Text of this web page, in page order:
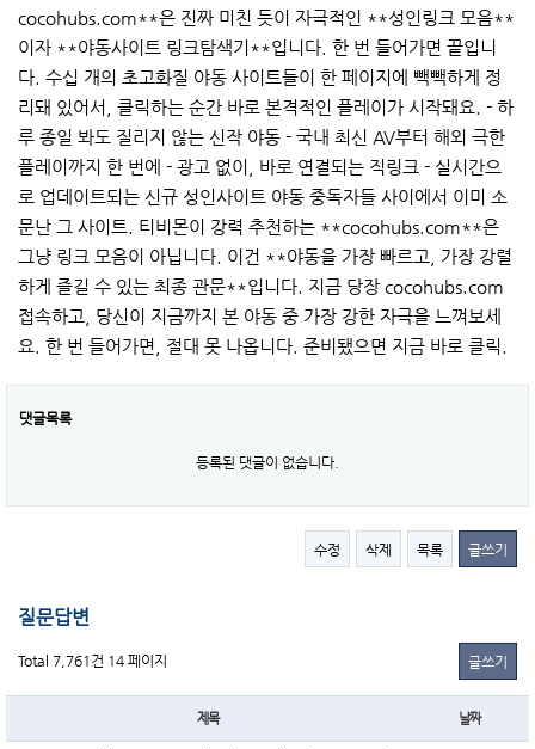
cocohubs.com**은 진짜 미친 듯이 자극적인 **성인링크 모음**
이자 **야동사이트 링크탐색기**입니다. 한 번 들어가면 끝입니
다. 수십 개의 초고화질 야동 사이트들이 한 페이지에 빽빽하게 정
리돼 있어서, 클릭하는 순간 바로 본격적인 플레이가 시작돼요. - 하
루 종일 봐도 질리지 않는 신작 야동 - 국내 최신 AV부터 해외 극한
플레이까지 한 번에 - 광고 없이, 바로 연결되는 직링크 - 실시간으
로 업데이트되는 신규 성인사이트 야동 중독자들 사이에서 이미 소
문난 그 사이트. 티비몬이 강력 추천하는 **cocohubs.com**은
그냥 링크 모음이 아닙니다. 이건 **야동을 가장 빠르고, 가장 강렬
하게 즐길 수 있는 최종 관문**입니다. 지금 당장 cocohubs.com
접속하고, 당신이 지금까지 본 야동 중 가장 강한 자극을 느껴보세
요. 한 번 들어가면, 절대 못 나옵니다. 준비됐으면 지금 바로 클릭.
댓글목록
등록된 댓글이 없습니다.
수정 삭제 목록 글쓰기
질문답변
Total 7,761건 14 페이지 글쓰기
제목 날짜